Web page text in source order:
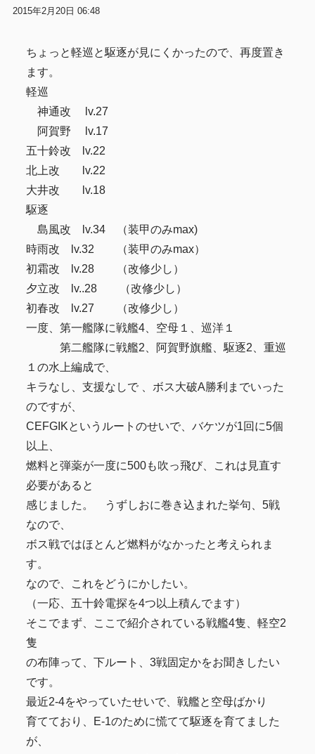
2015年2月20日 06:48
ちょっと軽巡と駆逐が見にくかったので、再度置き
ます。
軽巡
神通改 lv.27
阿賀野 lv.17
五十鈴改 lv.22
北上改 lv.22
大井改 lv.18
駆逐
島風改 lv.34 （装甲のみmax)
時雨改 lv.32 （装甲のみmax）
初霜改 lv.28 （改修少し）
夕立改 lv..28 （改修少し）
初春改 lv.27 （改修少し）
一度、第一艦隊に戦艦4、空母１、巡洋１
第二艦隊に戦艦2、阿賀野旗艦、駆逐2、重巡
１の水上編成で、
キラなし、支援なしで 、ボス大破A勝利までいった
のですが、
CEFGIKというルートのせいで、バケツが1回に5個
以上、
燃料と弾薬が一度に500も吹っ飛び、これは見直す
必要があると
感じました。 うずしおに巻き込まれた挙句、5戦
なので、
ボス戦ではほとんど燃料がなかったと考えられま
す。
なので、これをどうにかしたい。
（一応、五十鈴電探を4つ以上積んでます）
そこでまず、ここで紹介されている戦艦4隻、軽空2
隻
の布陣って、下ルート、3戦固定かをお聞きしたい
です。
最近2-4をやっていたせいで、戦艦と空母ばかり
育てており、E-1のために慌てて駆逐を育てました
が、